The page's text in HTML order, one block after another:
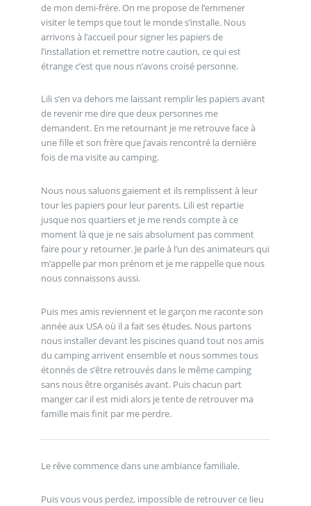
de mon demi-frère. On me propose de l’emmener
visiter le temps que tout le monde s’installe. Nous
arrivons à l’accueil pour signer les papiers de
l’installation et remettre notre caution, ce qui est
étrange c’est que nous n’avons croisé personne.
Lili s’en va dehors me laissant remplir les papiers avant
de revenir me dire que deux personnes me
demandent. En me retournant je me retrouve face à
une fille et son frère que j’avais rencontré la dernière
fois de ma visite au camping.
Nous nous saluons gaiement et ils remplissent à leur
tour les papiers pour leur parents. Lili est repartie
jusque nos quartiers et je me rends compte à ce
moment là que je ne sais absolument pas comment
faire pour y retourner. Je parle à l’un des animateurs qui
m’appelle par mon prénom et je me rappelle que nous
nous connaissons aussi.
Puis mes amis reviennent et le garçon me raconte son
année aux USA où il a fait ses études. Nous partons
nous installer devant les piscines quand tout nos amis
du camping arrivent ensemble et nous sommes tous
étonnés de s’être retrouvés dans le même camping
sans nous être organisés avant. Puis chacun part
manger car il est midi alors je tente de retrouver ma
famille mais finit par me perdre.
Le rêve commence dans une ambiance familiale.
Puis vous vous perdez, impossible de retrouver ce lieu